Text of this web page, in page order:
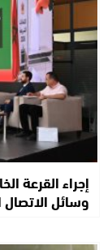
إجراء القرعة
وسائل